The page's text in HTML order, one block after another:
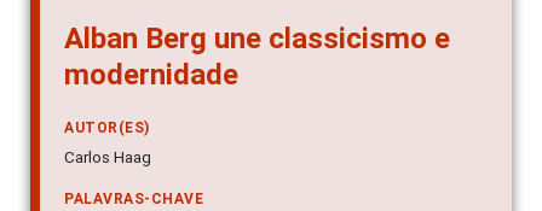
Alban Berg une classicismo e
modernidade
AUTOR(ES)
Carlos Haag
PALAVRAS-CHAVE